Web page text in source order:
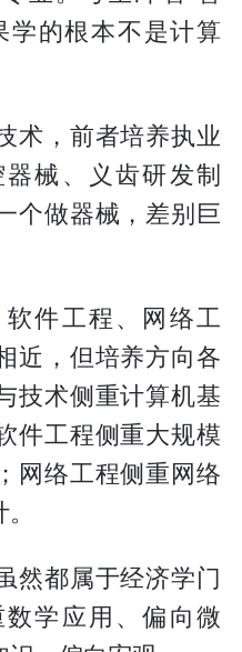
学的根本不是计算
术，前者培养执业
械、义齿研发制
个做器械，差别巨
件工程、网络工
近，但培养方向各
技术侧重计算机基
件工程侧重大规模
网络工程侧重网络
然都属于经济学门
学应用、偏向微